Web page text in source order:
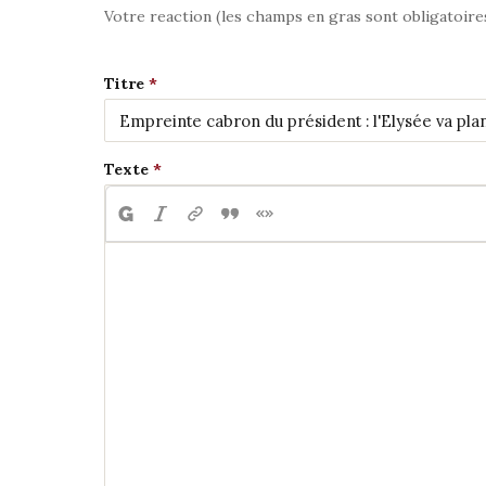
Votre reaction (les champs en gras sont
Titre
Texte